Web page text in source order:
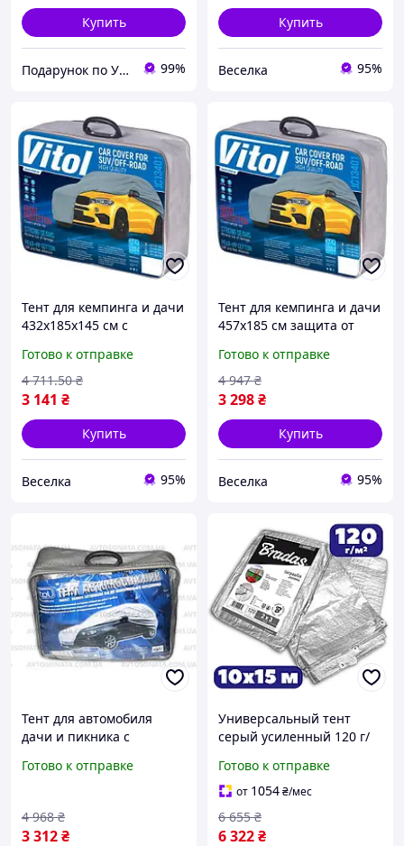
Купить
Подарунок по Українськи 99%
Купить
Веселка 95%
Тент для кемпинга и дачи
432х185х145 см с
и солнца
водоотталкивающий
FLAME
Готово к отправке
3 141 ₴
4 711.50 ₴
Купить
Веселка 95%
Тент для кемпинга и дачи
457x185 см защита от
прочный с подкладкой
FLAME
Готово к отправке
3 298₴
4 947 ₴
Купить
Веселка 95%
Тент для автомобиля
дачи и пикника с
дождя снега UV 483x196
Готово к отправке
3 312₴
4 968 ₴
Универсальный тент
серый усиленный 120 г/
тарпаулиновый для
укрытия зерна и сена
универсальный
Готово к отправке
от 1054₴/мес
6 322₴
6 655 ₴